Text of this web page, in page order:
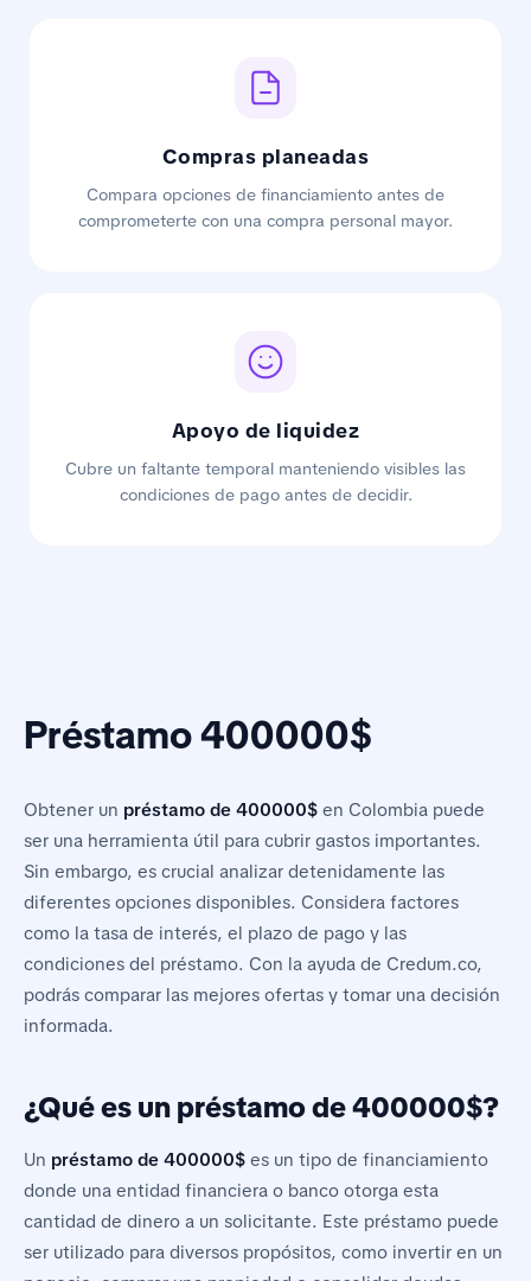
Compras planeadas
Compara opciones de financiamiento antes de
comprometerte con una compra personal mayor.
Apoyo de liquidez
Cubre un faltante temporal manteniendo visibles las
condiciones de pago antes de decidir.
Préstamo 400000$
Obtener un préstamo de 400000$ en Colombia puede
ser una herramienta útil para cubrir gastos importantes.
Sin embargo, es crucial analizar detenidamente las
diferentes opciones disponibles. Considera factores
como la tasa de interés, el plazo de pago y las
condiciones del préstamo. Con la ayuda de Credum.co,
podrás comparar las mejores ofertas y tomar una decisión
informada.
¿Qué es un préstamo de 400000$?
Un préstamo de 400000$ es un tipo de financiamiento
donde una entidad financiera o banco otorga esta
cantidad de dinero a un solicitante. Este préstamo puede
ser utilizado para diversos propósitos, como invertir en un